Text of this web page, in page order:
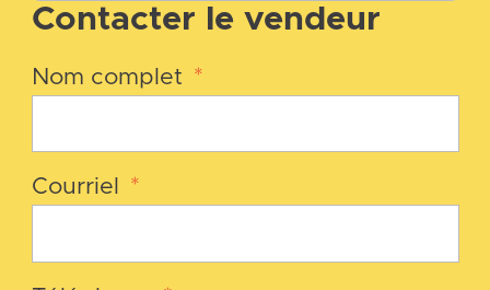
Contacter le vendeur
Nom complet *
Courriel *